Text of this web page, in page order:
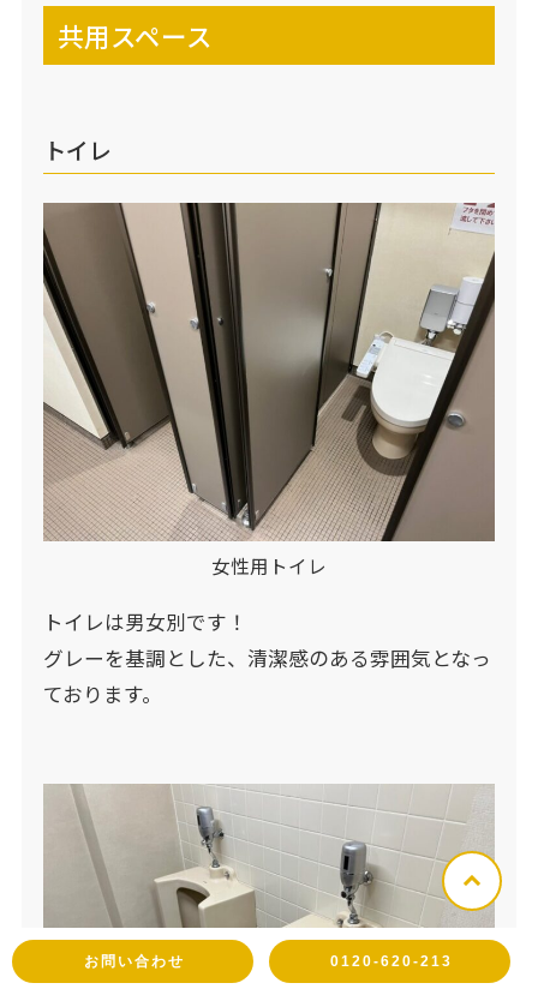
共用スペース
トイレ
女性用トイレ
トイレは男女別です！
グレーを基調とした、清潔感のある雰囲気となっ
ております。
お問い合わせ 0120-620-213